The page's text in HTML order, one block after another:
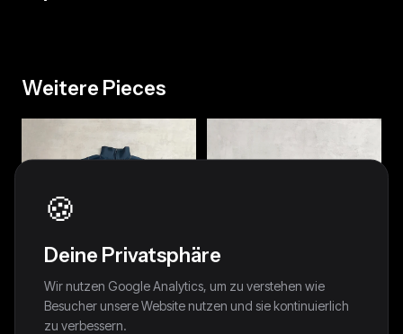
Weitere Pieces
🍪
Deine Privatsphäre
Wir nutzen Google Analytics, um zu verstehen wie
Besucher unsere Website nutzen und sie kontinuierlich
zu verbessern.